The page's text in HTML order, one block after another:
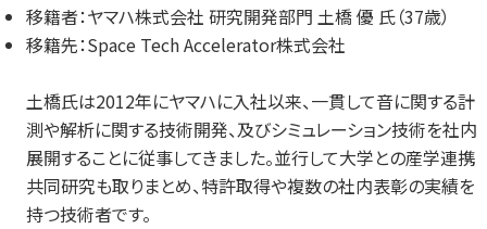
移籍者：ヤマハ株式会社 研究開発部門 土橋 優 氏（37歳）
移籍先：Space Tech Accelerator株式会社
土橋氏は2012年にヤマハに入社以来、一貫して音に関する計
測や解析に関する技術開発、及びシミュレーション技術を社内
展開することに従事してきました。並行して大学との産学連携
共同研究も取りまとめ、特許取得や複数の社内表彰の実績を
持つ技術者です。